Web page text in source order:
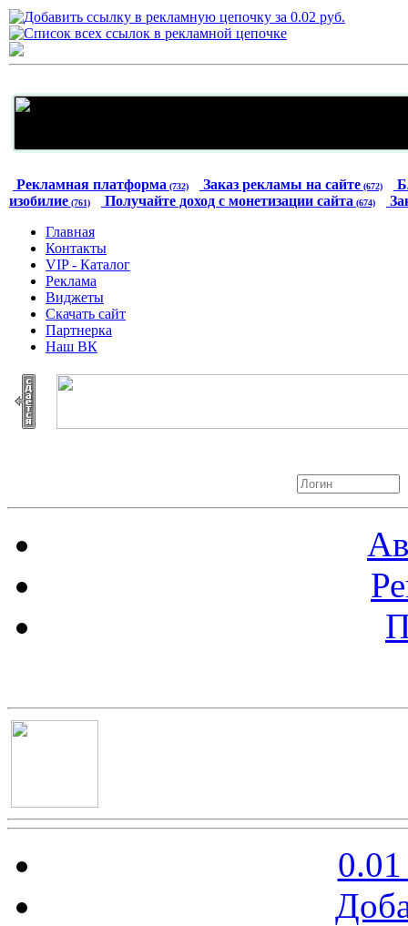
Рекламная платформа (732) Заказ рекламы на сайте (672)
изобилие (761) Получайте доход с монетизации сайта (674)
Главная
Контакты
VIP - Каталог
Реклама
Виджеты
Скачать сайт
Партнерка
Наш ВК